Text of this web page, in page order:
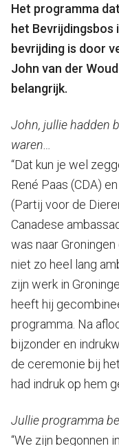
Het programma
het Bevrijdingsbos
bevrijding is door
John van der
belangrijk.
John, jullie hadden
waren…
“Dat kun je wel
René Paas (CDA)
(Partij voor de
Canadese
was naar
niet zo heel lang
zijn werk in
heeft hij
programma. Na
bijzonder en
de ceremonie bij
had indruk op hem
Jullie programma
“We zijn begonnen